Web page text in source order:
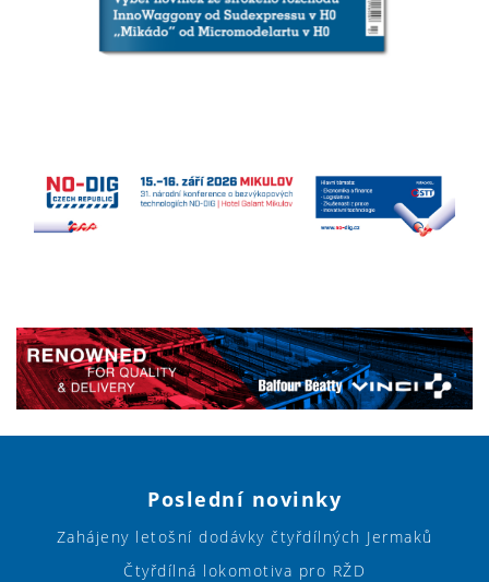
Poslední novinky
Zahájeny letošní dodávky čtyřdílných Jermaků
Čtyřdílná lokomotiva pro RŽD